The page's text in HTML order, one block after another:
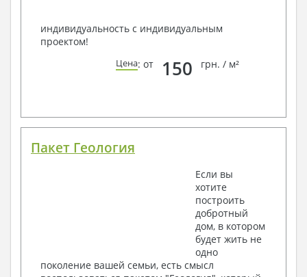
индивидуальность с индивидуальным
проектом!
Цена: от 150 грн. / м²
Пакет Геология
Если вы
хотите
построить
добротный
дом, в котором
будет жить не
одно
поколение вашей семьи, есть смысл